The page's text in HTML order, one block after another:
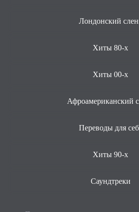
Лондонский
Хиты 80-х
Хиты 00-х
Афроамериканский
Переводы для
Хиты 90-х
Саундтреки